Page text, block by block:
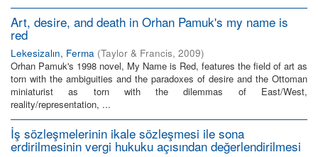
Art, desire, and death in Orhan Pamuk's my name is
red
Lekesizalın, Ferma (Taylor & Francis, 2009)
Orhan Pamuk's 1998 novel, My Name is Red, features the field of art as
torn with the ambiguities and the paradoxes of desire and the Ottoman
miniaturist as torn with the dilemmas of East/West,
reality/representation, ...
İş sözleşmelerinin ikale sözleşmesi ile sona
erdirilmesinin vergi hukuku açısından değerlendirilmesi